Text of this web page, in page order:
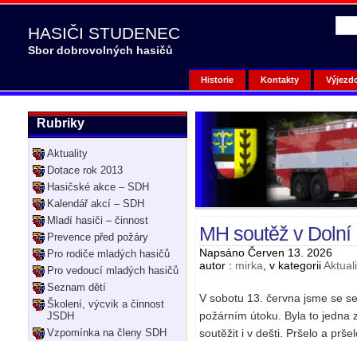
HASIČI STUDENEC
Sbor dobrovolných hasičů
Historie Kontakty
MH soutěž v Dolní
Napsáno Červen 13. 2026
autor : mirka , v kategorii
V sobotu 13. června jsme se
požárním útoku. Byla to jedna
soutěžit i v dešti. Pršelo a
Rubriky
Aktuality
Dotace rok 2013
Hasičské akce – SDH
Kalendář akcí – SDH
Mladí hasiči – činnost
Prevence před požáry
Pro rodiče mladých hasičů
Pro vedoucí mladých hasičů
Seznam dětí
Školení, výcvik a činnost
JSDH
Vzpomínka na členy SDH